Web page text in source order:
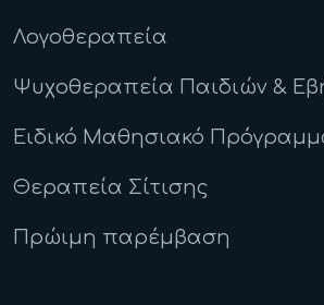
Λογοθεραπεία
Ψυχοθεραπεία Παιδιών &
Ειδικό Μαθησιακό
Θεραπεία Σίτισης
Πρώιμη παρέμβαση